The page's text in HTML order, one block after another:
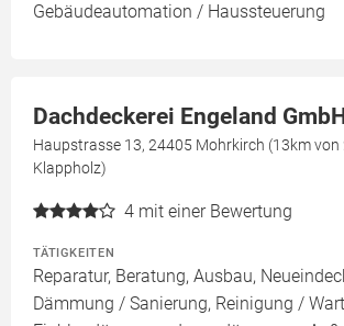
Gebäudeautomation / Haussteuerung
Dachdeckerei Engeland
Haupstrasse 13, 24405 Mohrkirch (13km von
Klappholz)
4 mit einer Bewertung
TÄTIGKEITEN
Reparatur, Beratung, Ausbau,
Dämmung / Sanierung, Reinigung /